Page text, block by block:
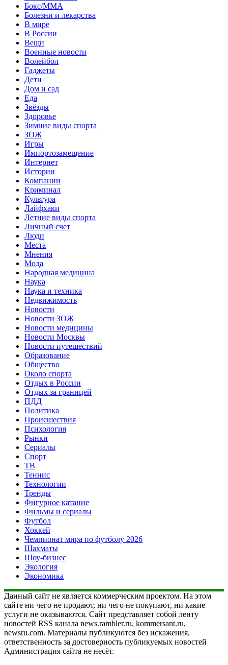
Бокс/MMA
Болезни и лекарства
В мире
В России
Вещи
Военные новости
Волейбол
Гаджеты
Дети
Дом и сад
Еда
Звёзды
Здоровье
Зимние виды спорта
ЗОЖ
Игры
Импортозамещение
Интернет
Истории
Компании
Криминал
Культура
Лайфхаки
Летние виды спорта
Личный счет
Люди
Места
Мнения
Мода
Народная медицина
Наука
Наука и техника
Недвижимость
Новости
Новости ЗОЖ
Новости медицины
Новости Москвы
Новости путешествий
Образование
Общество
Около спорта
Отдых в России
Отдых за границей
ПДД
Политика
Происшествия
Психология
Рынки
Сериалы
Спорт
ТВ
Теннис
Технологии
Тренды
Фигурное катание
Фильмы и сериалы
Футбол
Хоккей
Чемпионат мира по футболу 2026
Шахматы
Шоу-бизнес
Экология
Экономика
Данный сайт не является коммерческим проектом. На этом
сайте ни чего не продают, ни чего не покупают, ни какие
услуги не оказываются. Сайт представляет собой ленту
новостей RSS канала news.rambler.ru, kommersant.ru,
newsru.com. Материалы публикуются без искажения,
ответственность за достоверность публикуемых новостей
Администрация сайта не несёт.